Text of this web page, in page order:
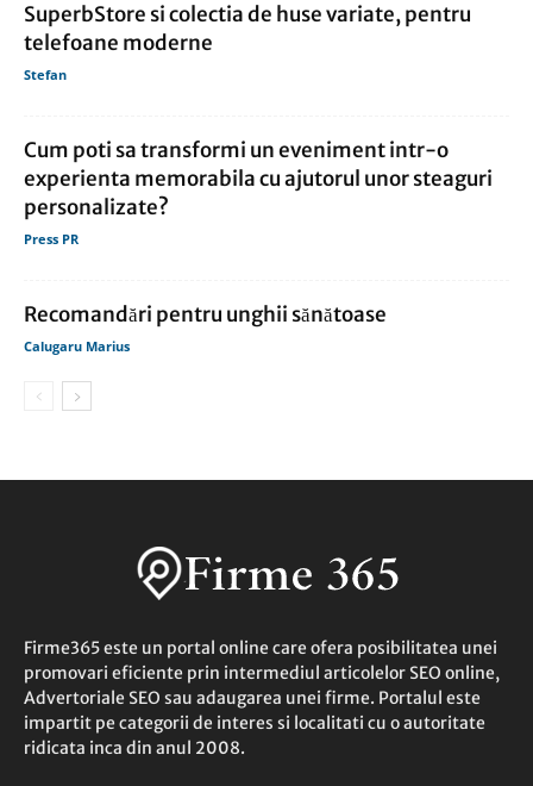
SuperbStore si colectia de huse variate, pentru
telefoane moderne
Stefan
Cum poti sa transformi un eveniment intr-o
experienta memorabila cu ajutorul unor steaguri
personalizate?
Press PR
Recomandări pentru unghii sănătoase
Calugaru Marius
Firme365 este un portal online care ofera posibilitatea unei
promovari eficiente prin intermediul articolelor SEO online,
Advertoriale SEO sau adaugarea unei firme. Portalul este
impartit pe categorii de interes si localitati cu o autoritate
ridicata inca din anul 2008.